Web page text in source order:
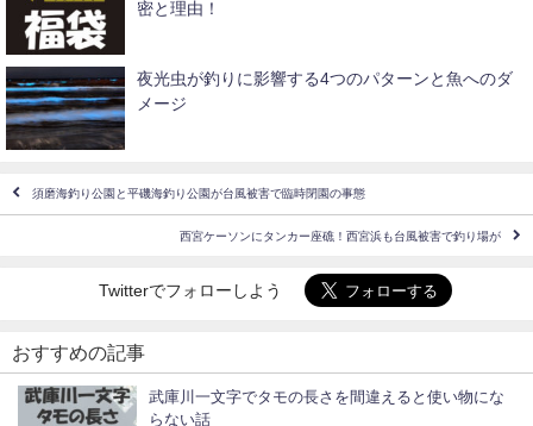
密と理由！
夜光虫が釣りに影響する4つのパターンと魚へのダ
メージ
須磨海釣り公園と平磯海釣り公園が台風被害で臨時閉園の事態
西宮ケーソンにタンカー座礁！西宮浜も台風被害で釣り場が
Twitterでフォローしよう
おすすめの記事
武庫川一文字でタモの長さを間違えると使い物にな
らない話